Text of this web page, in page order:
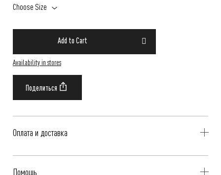
Choose Size
Add to Cart
Availability in stores
Оплата и доставка
Помощь